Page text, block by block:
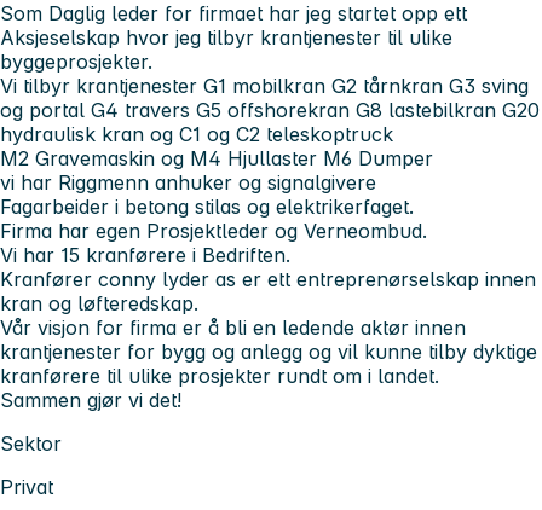
Som Daglig leder for firmaet har jeg startet opp ett
Aksjeselskap hvor jeg tilbyr krantjenester til ulike
byggeprosjekter.
Vi tilbyr krantjenester G1 mobilkran G2 tårnkran G3 sving
og portal G4 travers G5 offshorekran G8 lastebilkran G20
hydraulisk kran og C1 og C2 teleskoptruck
M2 Gravemaskin og M4 Hjullaster M6 Dumper
vi har Riggmenn anhuker og signalgivere
Fagarbeider i betong stilas og elektrikerfaget.
Firma har egen Prosjektleder og Verneombud.
Vi har 15 kranførere i Bedriften.
Kranfører conny lyder as er ett entreprenørselskap innen
kran og løfteredskap.
Vår visjon for firma er å bli en ledende aktør innen
krantjenester for bygg og anlegg og vil kunne tilby dyktige
kranførere til ulike prosjekter rundt om i landet.
Sammen gjør vi det!
Sektor
Privat